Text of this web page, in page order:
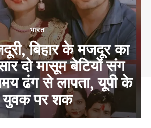
भारत
बिहार के मजदूर का
दो मासूम बेटियों संग
ढंग से लापता, यूपी के
युवक पर शक